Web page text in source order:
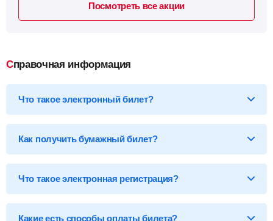
Посмотреть все акции
Справочная информация
Что такое электронный билет?
котором указаны детали вашей поездки, а также данные о
пассажире.
Как получить бумажный билет?
В кассе ж/д вокзала — сообщите кассиру 14-ти
В терминале саморегистрации— введите 14-ти
Что такое электронная регистрация?
Какие есть способы оплаты билета?